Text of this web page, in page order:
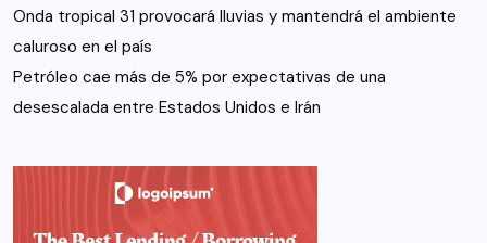
Onda tropical 31 provocará lluvias y mantendrá el ambiente
caluroso en el país
Petróleo cae más de 5% por expectativas de una
desescalada entre Estados Unidos e Irán